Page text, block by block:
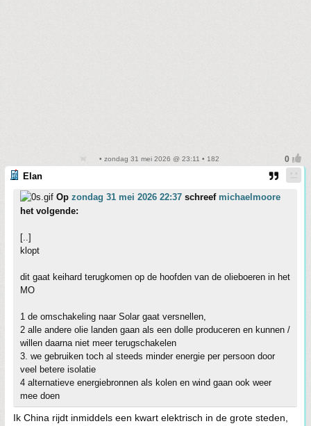
• zondag 31 mei 2026 @ 23:11 • 182
Elan
Op zondag 31 mei 2026 22:37 schreef michaelmoore
het volgende:
[..]
klopt
dit gaat keihard terugkomen op de hoofden van de olieboeren in het
MO
1 de omschakeling naar Solar gaat versnellen,
2 alle andere olie landen gaan als een dolle produceren en kunnen /
willen daarna niet meer terugschakelen
3. we gebruiken toch al steeds minder energie per persoon door
veel betere isolatie
4 alternatieve energiebronnen als kolen en wind gaan ook weer
mee doen
Ik China rijdt inmiddels een kwart elektrisch in de grote steden,